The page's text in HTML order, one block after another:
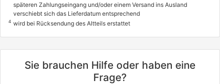
späteren Zahlungseingang und/oder einem Versand ins Ausland
verschiebt sich das Lieferdatum entsprechend
4 wird bei Rücksendung des Altteils erstattet
Sie brauchen Hilfe oder haben eine
Frage?